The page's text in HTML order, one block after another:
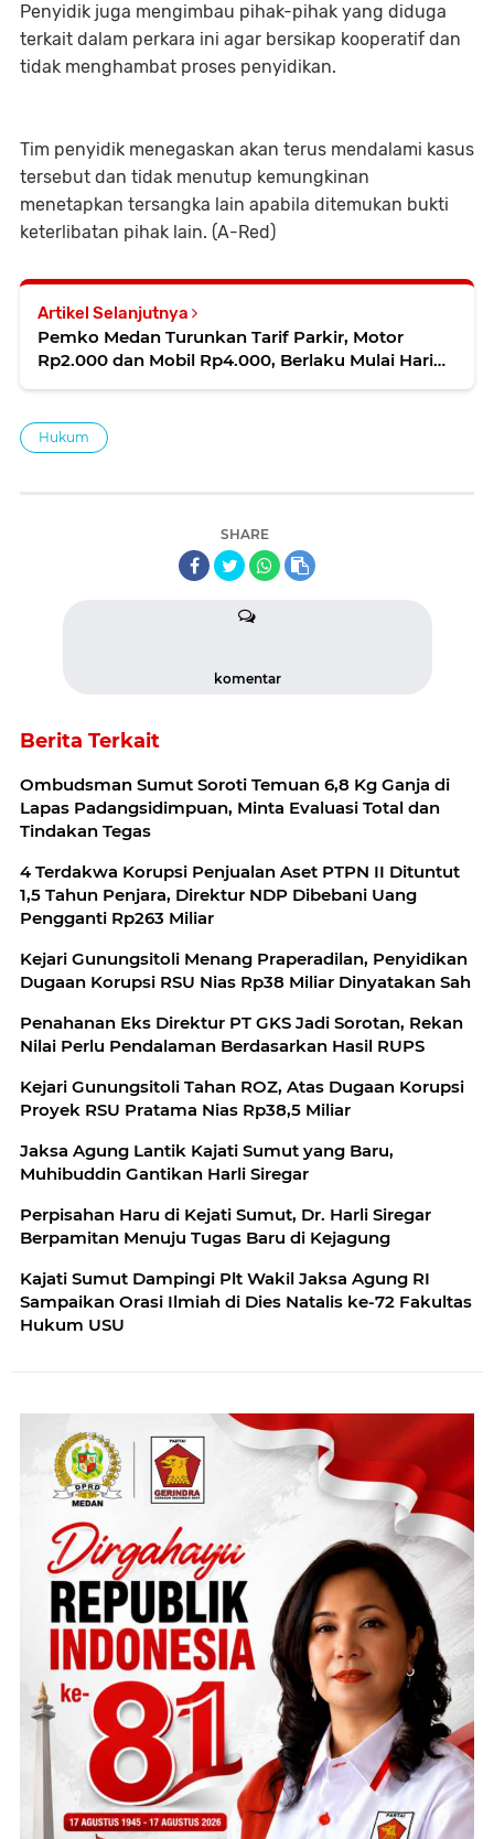
Penyidik juga mengimbau pihak-pihak yang diduga
terkait dalam perkara ini agar bersikap kooperatif dan
tidak menghambat proses penyidikan.
Tim penyidik menegaskan akan terus mendalami kasus
tersebut dan tidak menutup kemungkinan
menetapkan tersangka lain apabila ditemukan bukti
keterlibatan pihak lain. (A-Red)
Artikel Selanjutnya
Pemko Medan Turunkan Tarif Parkir, Motor
Rp2.000 dan Mobil Rp4.000, Berlaku Mulai Hari
Hukum
SHARE
komentar
Berita Terkait
Ombudsman Sumut Soroti Temuan 6,8 Kg Ganja di
Lapas Padangsidimpuan, Minta Evaluasi Total dan
Tindakan Tegas
4 Terdakwa Korupsi Penjualan Aset PTPN II Dituntut
1,5 Tahun Penjara, Direktur NDP Dibebani Uang
Pengganti Rp263 Miliar
Kejari Gunungsitoli Menang Praperadilan, Penyidikan
Dugaan Korupsi RSU Nias Rp38 Miliar Dinyatakan Sah
Penahanan Eks Direktur PT GKS Jadi Sorotan, Rekan
Nilai Perlu Pendalaman Berdasarkan Hasil RUPS
Kejari Gunungsitoli Tahan ROZ, Atas Dugaan Korupsi
Proyek RSU Pratama Nias Rp38,5 Miliar
Jaksa Agung Lantik Kajati Sumut yang Baru,
Muhibuddin Gantikan Harli Siregar
Perpisahan Haru di Kejati Sumut, Dr. Harli Siregar
Berpamitan Menuju Tugas Baru di Kejagung
Kajati Sumut Dampingi Plt Wakil Jaksa Agung RI
Sampaikan Orasi Ilmiah di Dies Natalis ke-72 Fakultas
Hukum USU